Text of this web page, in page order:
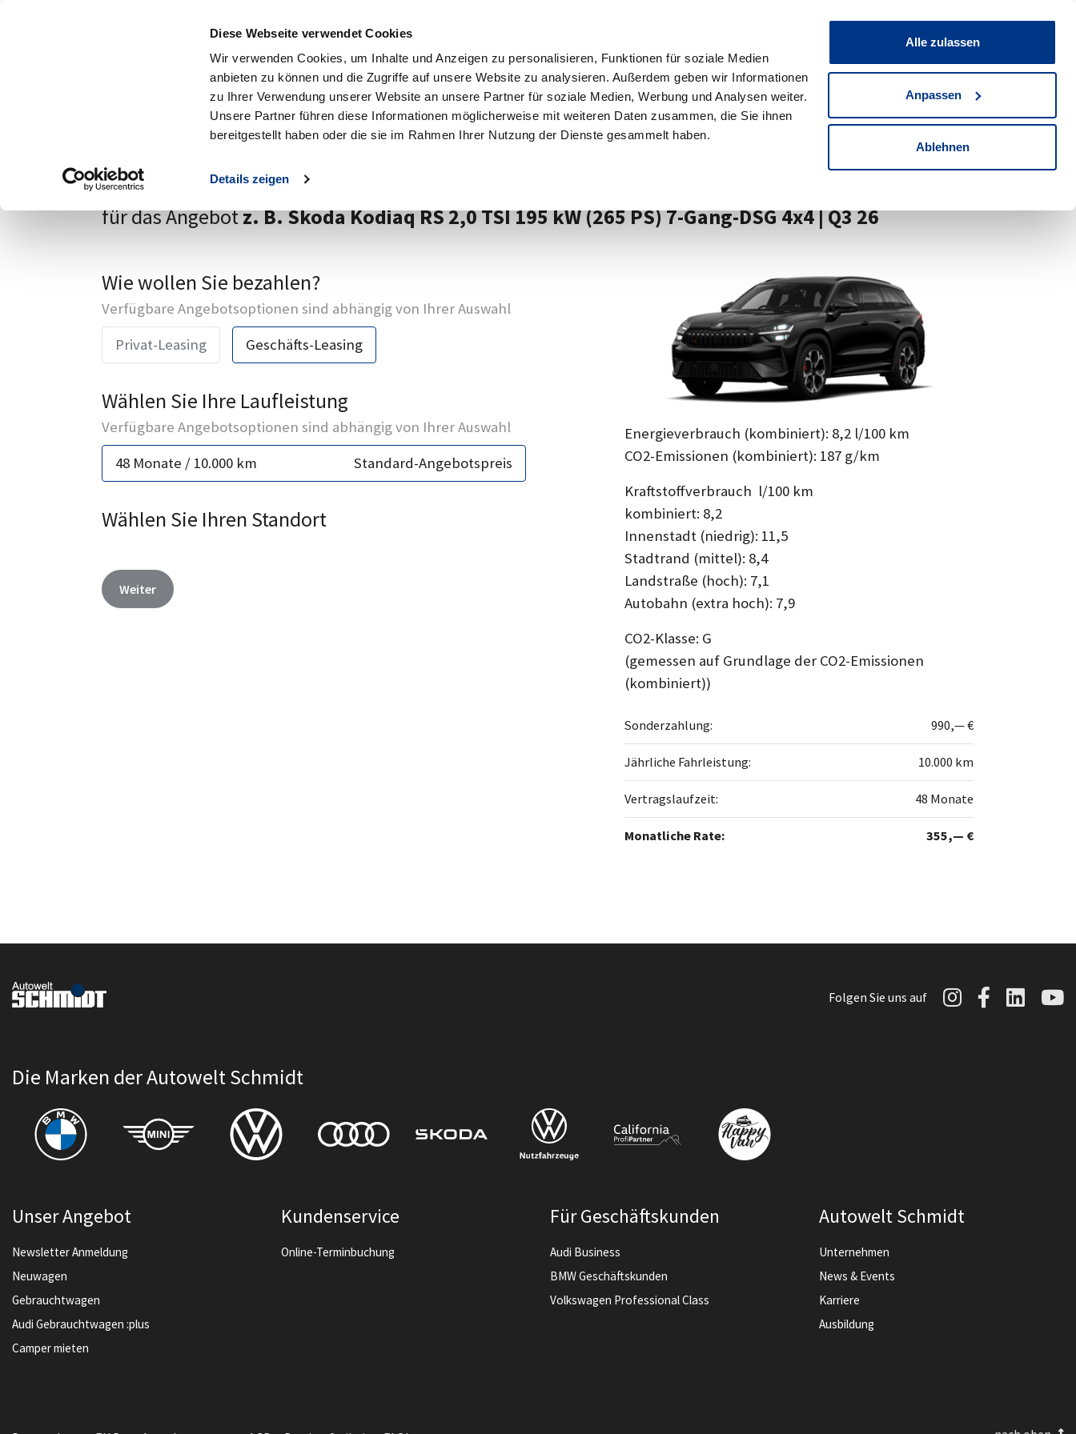
Diese Webseite verwendet Cookies
Wir verwenden Cookies, um Inhalte und Anzeigen zu personalisieren, Funktionen für soziale Medien
anbieten zu können und die Zugriffe auf unsere Website zu analysieren. Außerdem geben wir Informationen
zu Ihrer Verwendung unserer Website an unsere Partner für soziale Medien, Werbung und Analysen weiter.
Unsere Partner führen diese Informationen möglicherweise mit weiteren Daten zusammen, die Sie ihnen
bereitgestellt haben oder die sie im Rahmen Ihrer Nutzung der Dienste gesammelt haben.
Details zeigen
Alle zulassen
Anpassen
Ablehnen
Unternehmen News & Events
2940Fahrzeuge Suche
Ihre Anfrage
für das Angebotz. B. Škoda Kodiaq RS 2,0 TSI 195 kW (265 PS) 7-Gang-DSG 4x4 | Q3 26
Wie wollen Sie bezahlen?
Verfügbare Angebotsoptionen sind abhängig von Ihrer Auswahl
Privat-Leasing
Geschäfts-Leasing
Wählen Sie Ihre Laufleistung
Verfügbare Angebotsoptionen sind abhängig von Ihrer Auswahl
48 Monate / 10.000 km
Standard-Angebotspreis
Wählen Sie Ihren Standort
Weiter
Energieverbrauch (kombiniert): 8,2 l/100 km
CO2-Emissionen (kombiniert): 187 g/km
Kraftstoffverbrauch l/100 km
kombiniert: 8,2
Innenstadt (niedrig): 11,5
Stadtrand (mittel): 8,4
Landstraße (hoch): 7,1
Autobahn (extra hoch): 7,9
CO2-Klasse: G
(gemessen auf Grundlage der CO2-Emissionen
(kombiniert))
Sonderzahlung: 990,— €
Jährliche Fahrleistung: 10.000 km
Vertragslaufzeit: 48 Monate
Monatliche Rate: 355,— €
Folgen Sie uns auf Autowelt
Die Marken der Autowelt Schmidt
Unser Angebot
Newsletter Anmeldung
Neuwagen
Gebrauchtwagen
Audi Gebrauchtwagen :plus
Camper mieten
Kundenservice
Online-Terminbuchung
Für Geschäftskunden
Audi Business
BMW Geschäftskunden
Volkswagen Professional Class
Autowelt Schmidt
Unternehmen
News & Events
Karriere
Ausbildung